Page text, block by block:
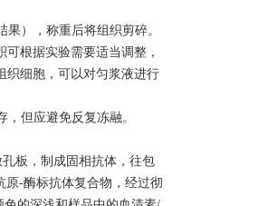
），称重后将组织剪碎。
根据实验需要适当调整，
织细胞，可以对匀浆液进行
但应避免反复冻融。
板，制成固相抗体，往包
-酶标抗体复合物，经过彻